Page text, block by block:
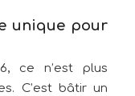
unique pour
ce n’est plus
C’est bâtir un